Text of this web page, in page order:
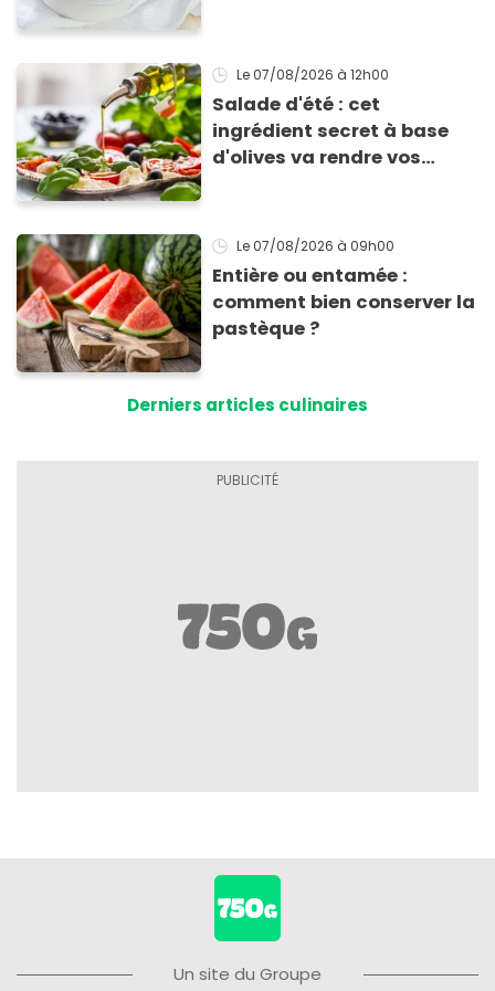
Le 07/08/2026 à 12h00
Salade d'été : cet
ingrédient secret à base
d'olives va rendre vos
Le 07/08/2026 à 09h00
Entière ou entamée :
comment bien conserver la
pastèque ?
Derniers articles culinaires
Un site du Groupe